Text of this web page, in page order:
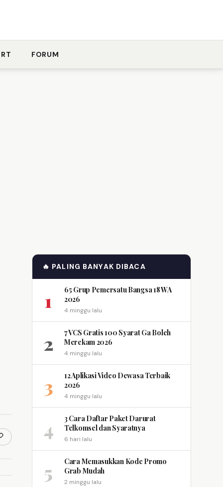
FORUM
link
🔥 PALING BANYAK DIBACA
1
65 Grup Pemersatu Bangsa 18 WA
2026
4 minggu lalu
2
7 VCS Gratis 100 Syarat Ga Boleh
Merekam 2026
4 minggu lalu
3
12 Aplikasi Video Dewasa Terbaik
2026
4 minggu lalu
4
3 Cara Daftar Paket Darurat
Telkomsel dan Syaratnya
6 hari lalu
5
Cara Memasukkan Kode Promo
Grab Mudah
2 minggu lalu